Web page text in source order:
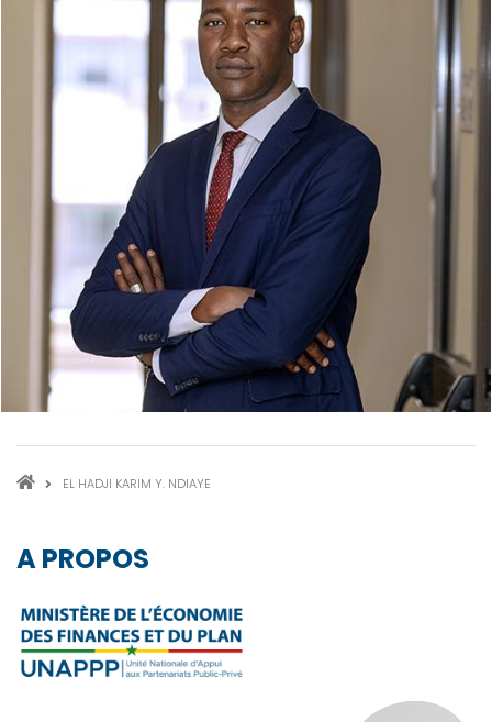
FIL
EL HADJI KARIM Y. NDIAYE
A PROPOS